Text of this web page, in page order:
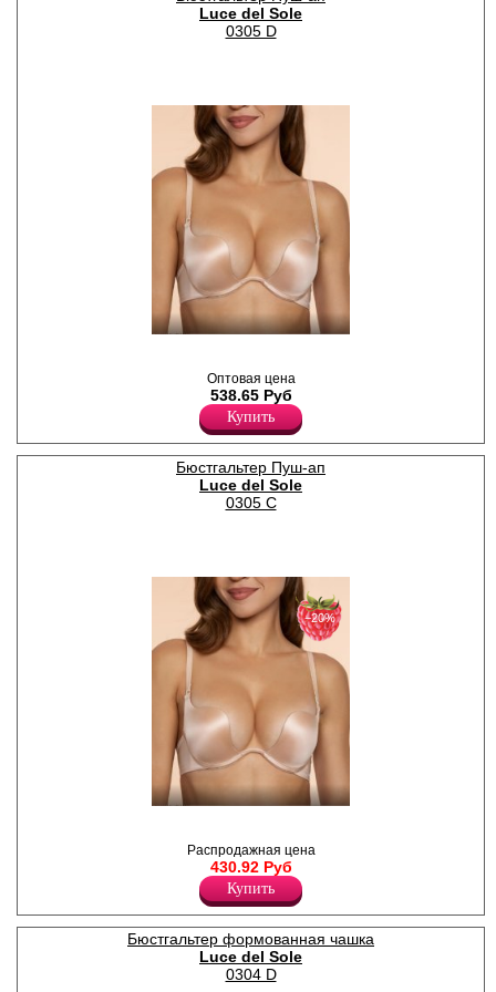
Полиамид 76%
Эластан 5%
Luce del Sole
0305 D
каркасе.
Лайкра 10%
Полиамид 90%
Оптовая цена
538.65 Руб
Купить
Бюстгальтер Пуш-ап
Luce del Sole
0305 C
каркасе.
Лайкра 10%
Полиамид 90%
−20%
Распродажная цена
430.92 Руб
Купить
Бюстгальтер формованная чашка
Luce del Sole
0304 D